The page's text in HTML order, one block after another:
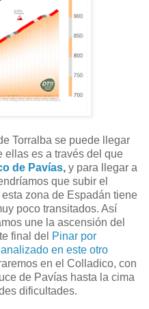
Torralba se puede llegar
ellas es a través del que
de Pavías, y para llegar a
que subir el
esta zona de Espadán tiene
poco transitados. Así
une la ascensión del
final del Pinar por
en este otro
en el Colladico, con
de Pavías hasta la cima
dificultades.